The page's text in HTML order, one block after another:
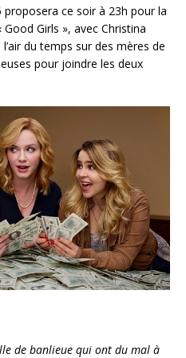
proposera ce soir à 23h pour la
Girls », avec Christina
du temps sur des mères de
pour joindre les deux
de banlieue qui ont du mal à